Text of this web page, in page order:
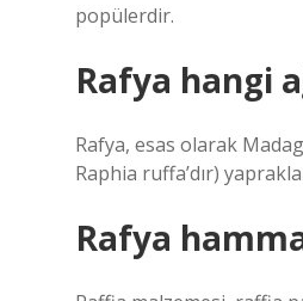
popülerdir.
Rafya hangi
Rafya, esas olarak
Raphia ruffa’dır)
Rafya